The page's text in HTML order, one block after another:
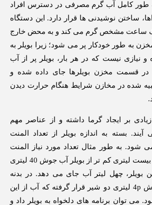
طور کامل آب گرم مصرفی در دسترس افراد
ساختن نوشیدنی‌ ها قرار دارد. این دستگاه
یک ساعت مشخص گرم می‌ کند و به‌ محض خارج
به‌ طور خودکار پر می‌ شود؛ زیرا بویلر به
نیازی نیست که در هر بار، بویلر پر از آب
در قسمت مخزن بویلرها جای داده‌ شده و
شده در مخازن شرایط هنگام حرارت دیدن
زیادی بر ایجاد گرما داشته و از عناصر مهم
بسته به اندازه بویلر از تعداد المنت
به طور مثال تعداد مورد نیاز المنت
برای بویلر آب جوش بیست لیتری کم تر از بویلر آب جوش 40 لیتری
بویلر، چهل لیتر آب جای می دهد. در بدنه
خارجی بویلر آب جوش 4p لیتری دو شیر قرار گرفته که آب از این
می‌ توان برنامه‌ های دلخواه به بویلر داد و